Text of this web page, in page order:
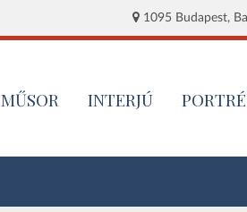
1095 Budapest,
MŰSOR INTERJÚ PORTRÉ